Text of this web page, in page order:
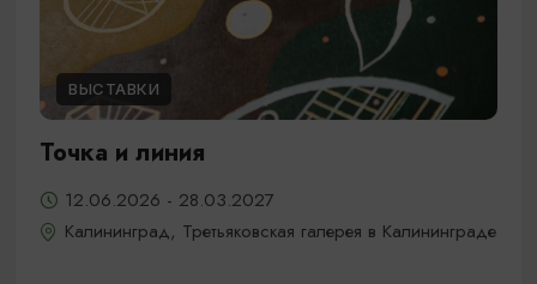
ВЫСТАВКИ
Точка и линия
12.06.2026 - 28.03.2027
Калининград, Третьяковская галерея в Калининграде